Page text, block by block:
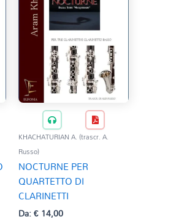
KHACHATURIAN A. (trascr. A.
Russo)
NOCTURNE PER
QUARTETTO DI
CLARINETTI
Da:€14,00